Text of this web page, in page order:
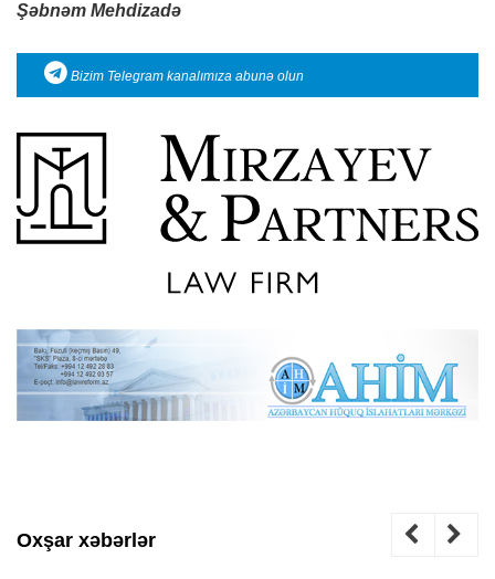
Şəbnəm Mehdizadə
Bizim Telegram kanalımıza abunə olun
Oxşar xəbərlər